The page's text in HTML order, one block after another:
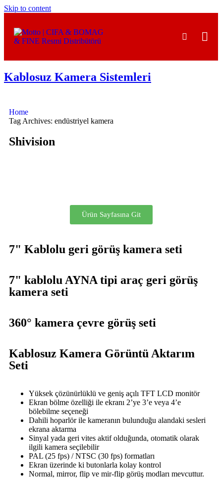
Skip to content
Kablosuz Kamera Sistemleri
Home
Tag Archives: endüstriyel kamera
Shivision
Ürün Sayfasına Git
7" Kablolu geri görüş kamera seti
7" kablolu AYNA tipi araç geri görüş
kamera seti
360° kamera çevre görüş seti
Kablosuz Kamera Görüntü Aktarım
Seti
Yüksek çözünürlüklü ve geniş açılı TFT LCD monitör
Ekran bölme özelliği ile ekranı 2’ye 3’e veya 4’e
bölebilme seçeneği
Dahili hoparlör ile kameranın bulunduğu alandaki sesleri
ekrana aktarma
Sinyal yada geri vites aktif olduğunda, otomatik olarak
ilgili kamera seçilebilir
PAL (25 fps) / NTSC (30 fps) formatları
Ekran üzerinde ki butonlarla kolay kontrol
Normal, mirror, flip ve mir-flip görüş modları mevcuttur.